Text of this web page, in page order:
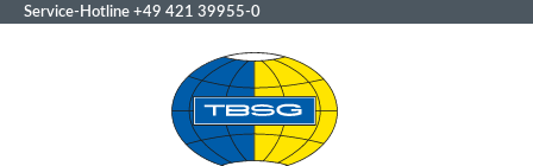
Service-Hotline +49 421 39955-0